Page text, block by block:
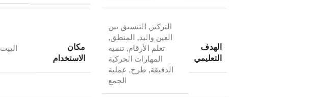
الهدف
التعليمي
التركيز , التنسيق بين
العين واليد, المنطق,
تعلم الأرقام, تنمية
المهارات الحركية
الدقيقة, طرح, عملية
الجمع
مكان
الاستخدام
البيت